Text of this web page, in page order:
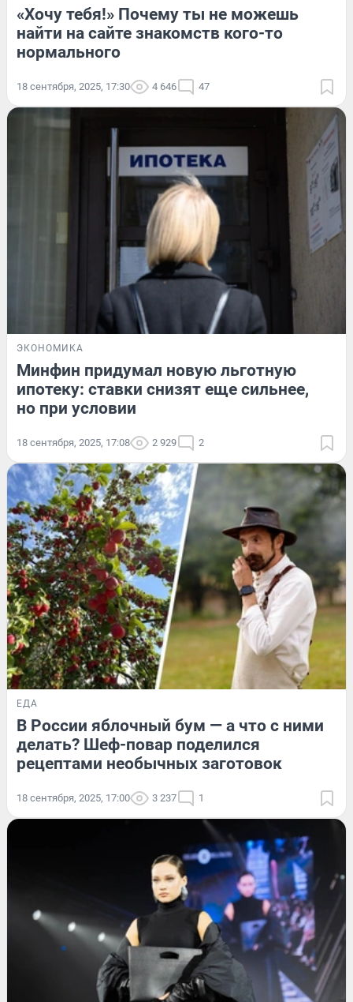
«Хочу тебя!» Почему ты не можешь
найти на сайте знакомств кого-то
нормального
18 сентября, 2025, 17:30 4 646 47
ЭКОНОМИКА
Минфин придумал новую льготную
ипотеку: ставки снизят еще сильнее,
но при условии
18 сентября, 2025, 17:08 2 929 2
ЕДА
В России яблочный бум — а что с ними
делать? Шеф-повар поделился
рецептами необычных заготовок
18 сентября, 2025, 17:00 3 237 1